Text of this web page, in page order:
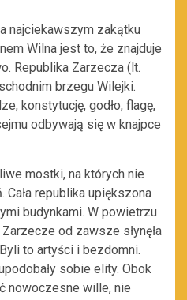
najciekawszym zakątku
Wilna jest to, że znajduje
Republika Zarzecza (lt.
brzegu Wilejki.
konstytucję, godło, flagę,
odbywają się w knajpce
mostki, na których nie
Cała republika upiększona
budynkami. W powietrzu
od zawsze słynęła
to artyści i bezdomni.
sobie elity. Obok
nowoczesne wille, nie